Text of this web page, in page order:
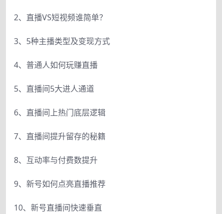
2、直播VS短视频谁简单？
3、5种主播类型及变现方式
4、普通人如何玩赚直播
5、直播间5大进人通道
6、直播间上热门底层逻辑
7、直播间提升留存的秘籍
8、互动率与付费数提升
9、新号如何点亮直播推荐
10、新号直播间快速垂直